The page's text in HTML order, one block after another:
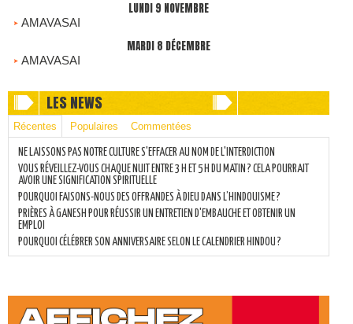
LUNDI 9 NOVEMBRE
AMAVASAI
MARDI 8 DÉCEMBRE
AMAVASAI
LES NEWS
Récentes Populaires Commentées
NE LAISSONS PAS NOTRE CULTURE S'EFFACER AU NOM DE L'INTERDICTION
VOUS RÉVEILLEZ-VOUS CHAQUE NUIT ENTRE 3 H ET 5 H DU MATIN ? CELA POURRAIT
AVOIR UNE SIGNIFICATION SPIRITUELLE
POURQUOI FAISONS-NOUS DES OFFRANDES À DIEU DANS L’HINDOUISME ?
PRIÈRES À GANESH POUR RÉUSSIR UN ENTRETIEN D'EMBAUCHE ET OBTENIR UN
EMPLOI
POURQUOI CÉLÉBRER SON ANNIVERSAIRE SELON LE CALENDRIER HINDOU ?